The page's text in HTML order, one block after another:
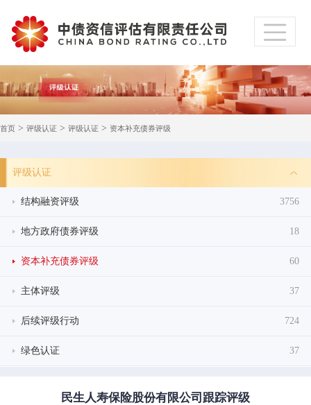
首页 > 评级认证 > 评级认证 > 资本补充债券评级
评级认证
结构融资评级 3756
地方政府债券评级 18
资本补充债券评级 60
主体评级 37
后续评级行动 724
绿色认证 37
民生人寿保险股份有限公司跟踪评级